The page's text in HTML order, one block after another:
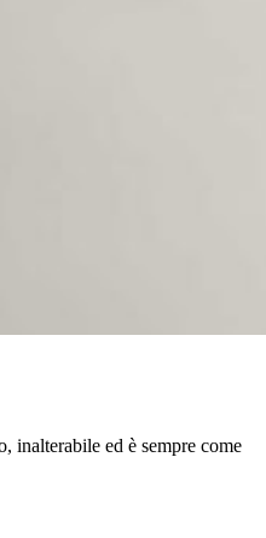
inalterabile ed è sempre come